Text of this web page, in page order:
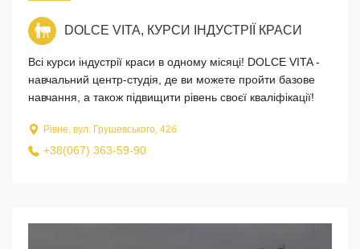
DOLCE VITA, КУРСИ ІНДУСТРІЇ КРАСИ
Всі курси індустрії краси в одному місяці! DOLCE VITA -
навчальний центр-студія, де ви можете пройти базове
навчання, а також підвищити рівень своєї кваліфікації!
Рівне, вул. Грушевського, 42б
+38(067) 363-59-90